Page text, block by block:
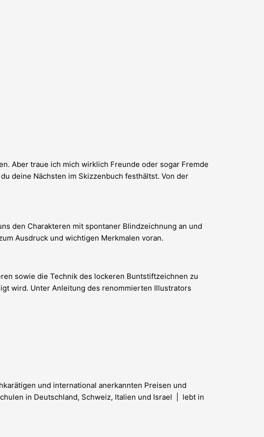
Aber traue ich mich wirklich Freunde oder sogar Fremde
deine Nächsten im Skizzenbuch festhältst. Von der
den Charakteren mit spontaner Blindzeichnung an und
Ausdruck und wichtigen Merkmalen voran.
sowie die Technik des lockeren Buntstiftzeichnen zu
wird. Unter Anleitung des renommierten Illustrators
und international anerkannten Preisen und
in Deutschland, Schweiz, Italien und Israel | lebt in